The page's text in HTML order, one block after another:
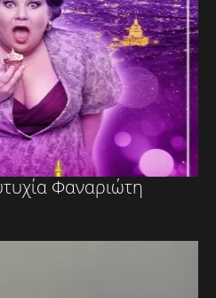
Φαναριώτη